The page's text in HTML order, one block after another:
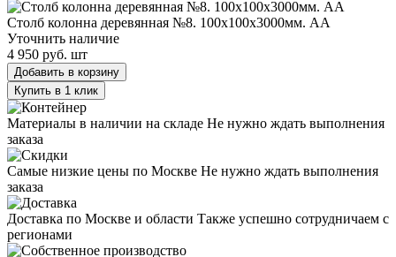
Столб колонна деревянная №8. 100х100х3000мм. АА
Уточнить наличие
4 950 руб. шт
Добавить в корзину
Купить в 1 клик
Материалы в наличии на складе Не нужно ждать выполнения
заказа
Самые низкие цены по Москве Не нужно ждать выполнения
заказа
Доставка по Москве и области Также успешно сотрудничаем с
регионами